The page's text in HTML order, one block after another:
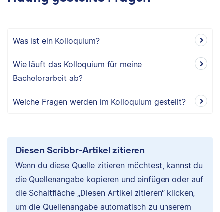
Was ist ein Kolloquium?
Wie läuft das Kolloquium für meine
Bachelorarbeit ab?
Welche Fragen werden im Kolloquium gestellt?
Diesen Scribbr-Artikel zitieren
Wenn du diese Quelle zitieren möchtest, kannst du
die Quellenangabe kopieren und einfügen oder auf
die Schaltfläche „Diesen Artikel zitieren“ klicken,
um die Quellenangabe automatisch zu unserem